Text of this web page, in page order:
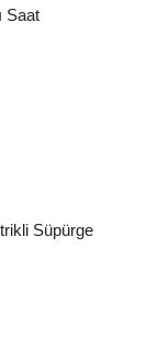
Saat
Süpürge